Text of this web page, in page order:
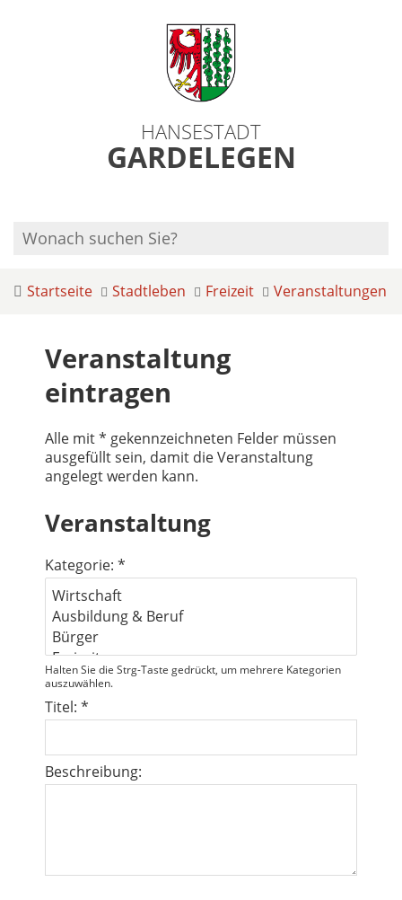
HANSESTADT
GARDELEGEN
Startseite Stadtleben Freizeit Veranstaltungen
Veranstaltung
eintragen
Alle mit * gekennzeichneten Felder müssen
ausgefüllt sein, damit die Veranstaltung
angelegt werden kann.
Veranstaltung
Kategorie: *
Halten Sie die Strg-Taste gedrückt, um mehrere Kategorien
auszuwählen.
Titel: *
Beschreibung: